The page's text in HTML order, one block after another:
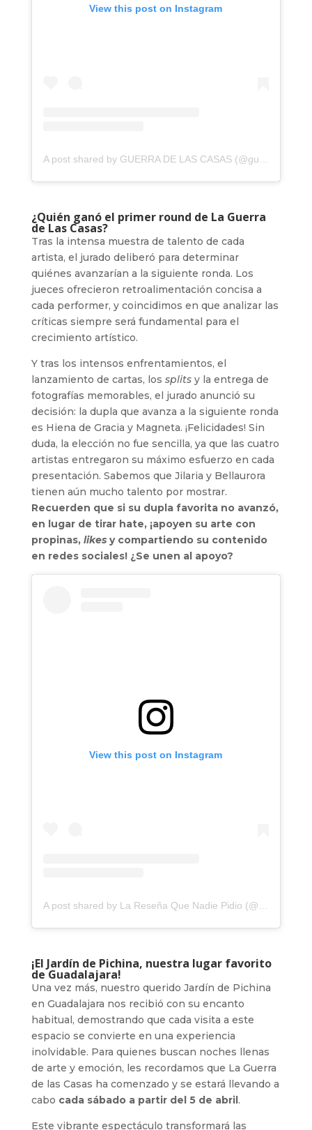
View this post on Instagram
¿Quién ganó el primer round de La Guerra
de Las Casas?
Tras la intensa muestra de talento de cada
artista, el jurado deliberó para determinar
quiénes avanzarían a la siguiente ronda. Los
jueces ofrecieron retroalimentación concisa a
cada performer, y coincidimos en que analizar las
críticas siempre será fundamental para el
crecimiento artístico.
Y tras los intensos enfrentamientos, el
lanzamiento de cartas, los splitsy la entrega de
fotografías memorables, el jurado anunció su
decisión: la dupla que avanza a la siguiente ronda
es Hiena de Gracia y Magneta. ¡Felicidades! Sin
duda, la elección no fue sencilla, ya que las cuatro
artistas entregaron su máximo esfuerzo en cada
presentación. Sabemos que Jilaria y Bellaurora
tienen aún mucho talento por mostrar.
Recuerden que si su dupla favorita no avanzó,
en lugar de tirar hate, ¡apoyen su arte con
propinas, likesy compartiendo su contenido
en redes sociales! ¿Se unen al apoyo?
View this post on Instagram
¡El Jardín de Pichina, nuestra lugar favorito
de Guadalajara!
Una vez más, nuestro querido Jardín de Pichina
en Guadalajara nos recibió con su encanto
habitual, demostrando que cada visita a este
espacio se convierte en una experiencia
inolvidable. Para quienes buscan noches llenas
de arte y emoción, les recordamos que La Guerra
de las Casas ha comenzado y se estará llevando a
cabo cada sábado a partir del 5 de abril.
Este vibrante espectáculo transformará las